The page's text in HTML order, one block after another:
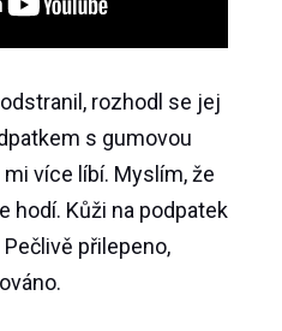
rozhodl se jej
s gumovou
více líbí. Myslím, že
hodí. Kůži na podpatek
Pečlivě přilepeno,